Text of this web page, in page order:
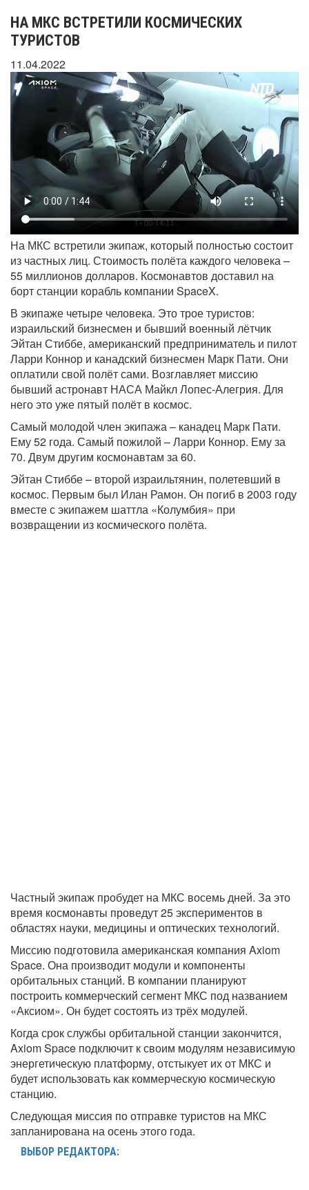
НА МКС ВСТРЕТИЛИ КОСМИЧЕСКИХ
ТУРИСТОВ
11.04.2022
На МКС встретили экипаж, который полностью состоит
из частных лиц. Стоимость полёта каждого человека –
55 миллионов долларов. Космонавтов доставил на
борт станции корабль компании SpaceX.
В экипаже четыре человека. Это трое туристов:
израильский бизнесмен и бывший военный лётчик
Эйтан Стиббе, американский предприниматель и пилот
Ларри Коннор и канадский бизнесмен Марк Пати. Они
оплатили свой полёт сами. Возглавляет миссию
бывший астронавт НАСА Майкл Лопес-Алегрия. Для
него это уже пятый полёт в космос.
Самый молодой член экипажа – канадец Марк Пати.
Ему 52 года. Самый пожилой – Ларри Коннор. Ему за
70. Двум другим космонавтам за 60.
Эйтан Стиббе – второй израильтянин, полетевший в
космос. Первым был Илан Рамон. Он погиб в 2003 году
вместе с экипажем шаттла «Колумбия» при
возвращении из космического полёта.
Частный экипаж пробудет на МКС восемь дней. За это
время космонавты проведут 25 экспериментов в
областях науки, медицины и оптических технологий.
Миссию подготовила американская компания Axiom
Space. Она производит модули и компоненты
орбитальных станций. В компании планируют
построить коммерческий сегмент МКС под названием
«Аксиом». Он будет состоять из трёх модулей.
Когда срок службы орбитальной станции закончится,
Axiom Space подключит к своим модулям независимую
энергетическую платформу, отстыкует их от МКС и
будет использовать как коммерческую космическую
станцию.
Следующая миссия по отправке туристов на МКС
запланирована на осень этого года.
ВЫБОР РЕДАКТОРА: